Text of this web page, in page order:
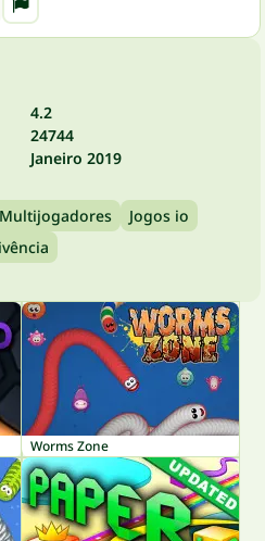
4.2
24744
Janeiro 2019
Jogos io
Worms Zone